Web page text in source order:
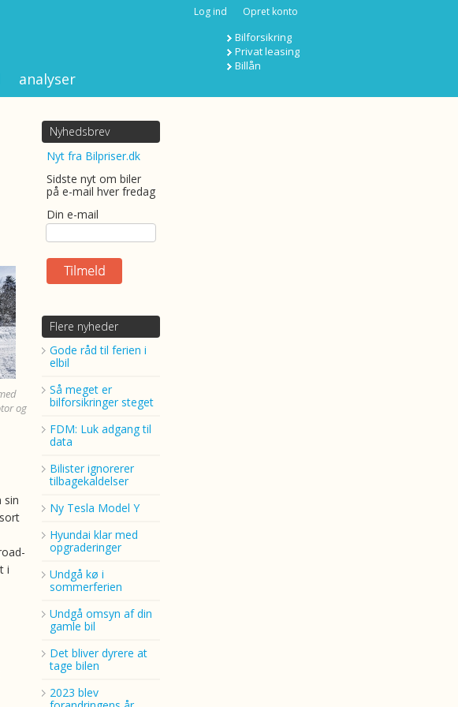
Log ind Opret konto
Bilforsikring
Privat leasing
Billån
analyser
og
sin
i
Nyhedsbrev
Nyt fra Bilpriser.dk
Sidste nyt om biler
på e-mail hver fredag
Din e-mail
Flere nyheder
Gode råd til ferien i
elbil
Så meget er
bilforsikringer steget
FDM: Luk adgang til
data
Bilister ignorerer
tilbagekaldelser
Ny Tesla Model Y
Hyundai klar med
opgraderinger
Undgå kø i
sommerferien
Undgå omsyn af din
gamle bil
Det bliver dyrere at
tage bilen
2023 blev